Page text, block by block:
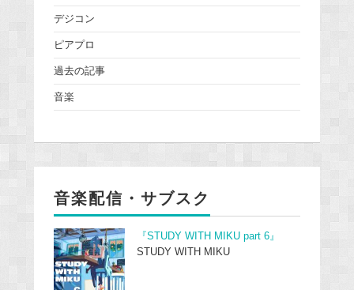
デジコン
ピアプロ
過去の記事
音楽
音楽配信・サブスク
『STUDY WITH MIKU part 6』
STUDY WITH MIKU